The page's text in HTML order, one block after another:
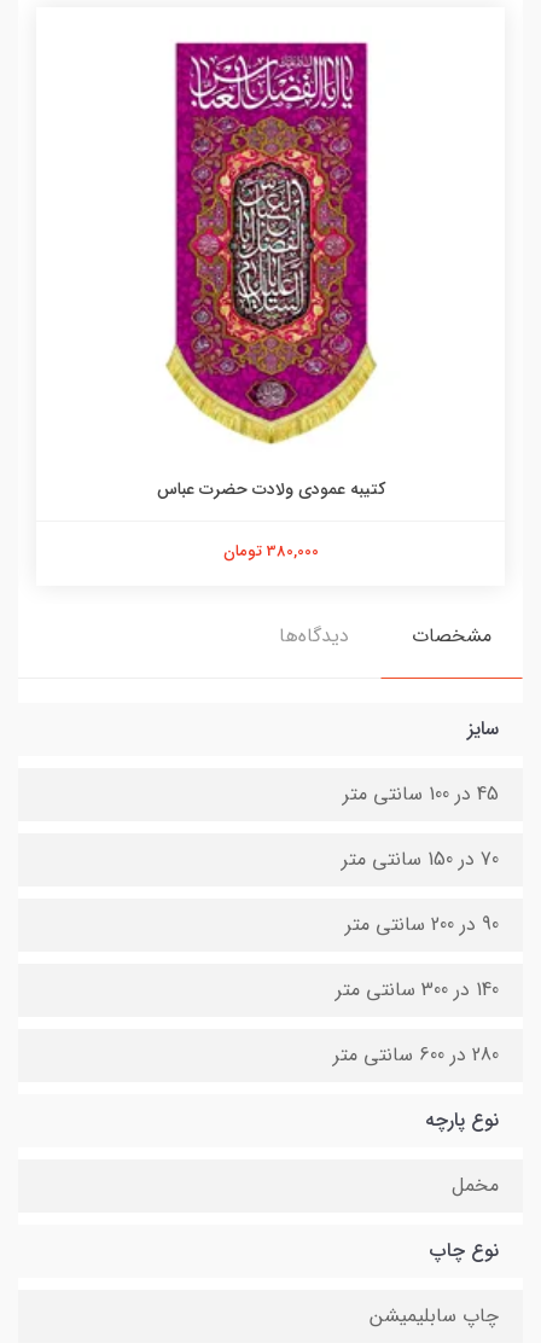
کتیبه عمودی ولادت حضرت عباس
380,000 تومان
مشخصات دیدگاه‌ها
سایز
45 در 100 سانتی متر
70 در 150 سانتی متر
90 در 200 سانتی متر
140 در 300 سانتی متر
280 در 600 سانتی متر
نوع پارچه
مخمل
نوع چاپ
چاپ سابلیمیشن